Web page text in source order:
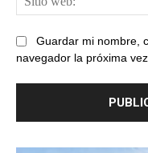
Guardar mi nombre,
navegador la próxima